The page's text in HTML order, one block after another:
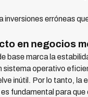
inversiones erróneas
en negocios
base marca la
sistema operativo
inútil. Por lo tanto, la
fundamental para que